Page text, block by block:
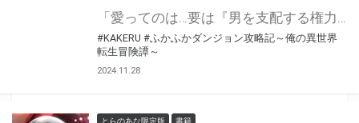
#KAKERU #ふかふかダンジョン攻略記～俺の異世界
転生冒険譚～
2024.11.28
とらのあな限定版 書籍